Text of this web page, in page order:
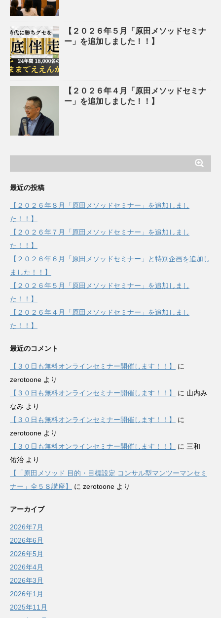
【２０２６年５月「原田メソッドセミナ
ー」を追加しました！！】
【２０２６年４月「原田メソッドセミナ
ー」を追加しました！！】
最近の投稿
【２０２６年８月「原田メソッドセミナー」を追加しまし
た！！】
【２０２６年７月「原田メソッドセミナー」を追加しまし
た！！】
【２０２６年６月「原田メソッドセミナー」と特別企画を追加し
ました！！】
【２０２６年５月「原田メソッドセミナー」を追加しまし
た！！】
【２０２６年４月「原田メソッドセミナー」を追加しまし
た！！】
最近のコメント
【３０日も無料オンラインセミナー開催します！！】
に
zerotoone より
【３０日も無料オンラインセミナー開催します！！】
に 山内み
なみ より
【３０日も無料オンラインセミナー開催します！！】
に
zerotoone より
【３０日も無料オンラインセミナー開催します！！】
に 三和
佑治 より
【「原田メソッド 目的・目標設定 コンサル型マンツーマンセミ
ナー」全５８講座】
に zerotoone より
アーカイブ
2026年7月
2026年6月
2026年5月
2026年4月
2026年3月
2026年1月
2025年11月